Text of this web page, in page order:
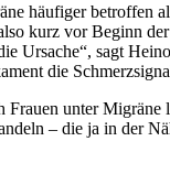
häufiger betroffen
kurz vor Beginn
Ursache“, sagt
die
Frauen unter
– die ja in der